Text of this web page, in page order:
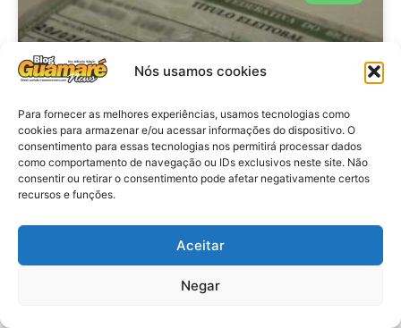
Nós usamos cookies
Para fornecer as melhores experiências, usamos tecnologias como
cookies para armazenar e/ou acessar informações do dispositivo. O
consentimento para essas tecnologias nos permitirá processar dados
como comportamento de navegação ou IDs exclusivos neste site. Não
consentir ou retirar o consentimento pode afetar negativamente certos
recursos e funções.
Aceitar
Negar
Brasil: Policia Federal investiga
antes das eleições